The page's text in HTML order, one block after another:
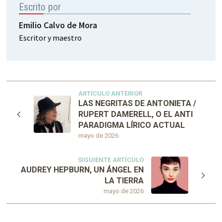
Escrito por
Emilio Calvo de Mora
Escritor y maestro
ARTÍCULO ANTERIOR
mayo de 2026
LAS NEGRITAS DE ANTONIETA /
RUPERT DAMERELL, O EL ANTI
PARADIGMA LÍRICO ACTUAL
SIGUIENTE ARTÍCULO
mayo de 2026
AUDREY HEPBURN, UN ÁNGEL EN
LA TIERRA